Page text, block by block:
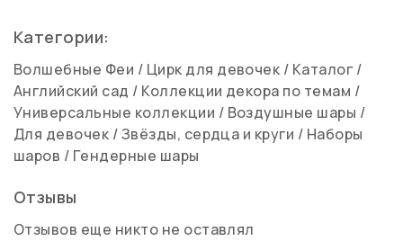
Категории:
Волшебные Феи / Цирк для девочек / Каталог /
Английский сад / Коллекции декора по темам /
Универсальные коллекции / Воздушные шары /
Для девочек /Звёзды, сердца и круги / Наборы
шаров / Гендерные шары
Отзывы
Отзывов еще никто не оставлял